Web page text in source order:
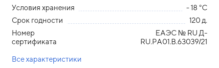
Условия хранения
- 18 °С
Срок годности
120 д.
Номер
сертификата
ЕАЭС № RU Д-
RU.РА01.В.63039/21
Все характеристики